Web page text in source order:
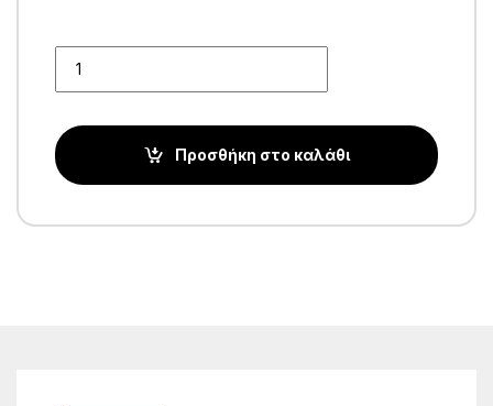
Προσθήκη στο καλάθι